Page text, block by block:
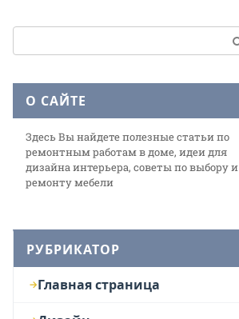
О САЙТЕ
Здесь Вы найдете полезные статьи по
ремонтным работам в доме, идеи для
дизайна интерьера, советы по выбору и
ремонту мебели
РУБРИКАТОР
Главная страница